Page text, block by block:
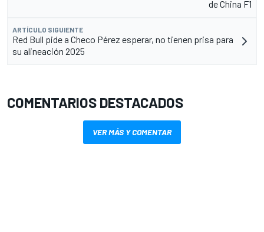
de China F1
ARTÍCULO SIGUIENTE
Red Bull pide a Checo Pérez esperar, no tienen prisa para
su alineación 2025
COMENTARIOS DESTACADOS
VER MÁS Y COMENTAR